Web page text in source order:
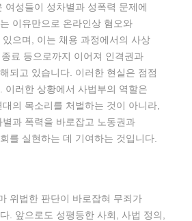
여성들이 성차별과 성폭력 문제에
이유만으로 온라인상 혐오와
으며, 이는 채용 과정에서의 사상
료 등으로까지 이어져 인격권과
되고 있습니다. 이러한 현실은 점점
이러한 상황에서 사법부의 역할은
의 목소리를 처벌하는 것이 아니라,
과 폭력을 바로잡고 노동권과
를 실현하는 데 기여하는 것입니다.
위법한 판단이 바로잡혀 무죄가
. 앞으로도 성평등한 사회, 사법 정의,